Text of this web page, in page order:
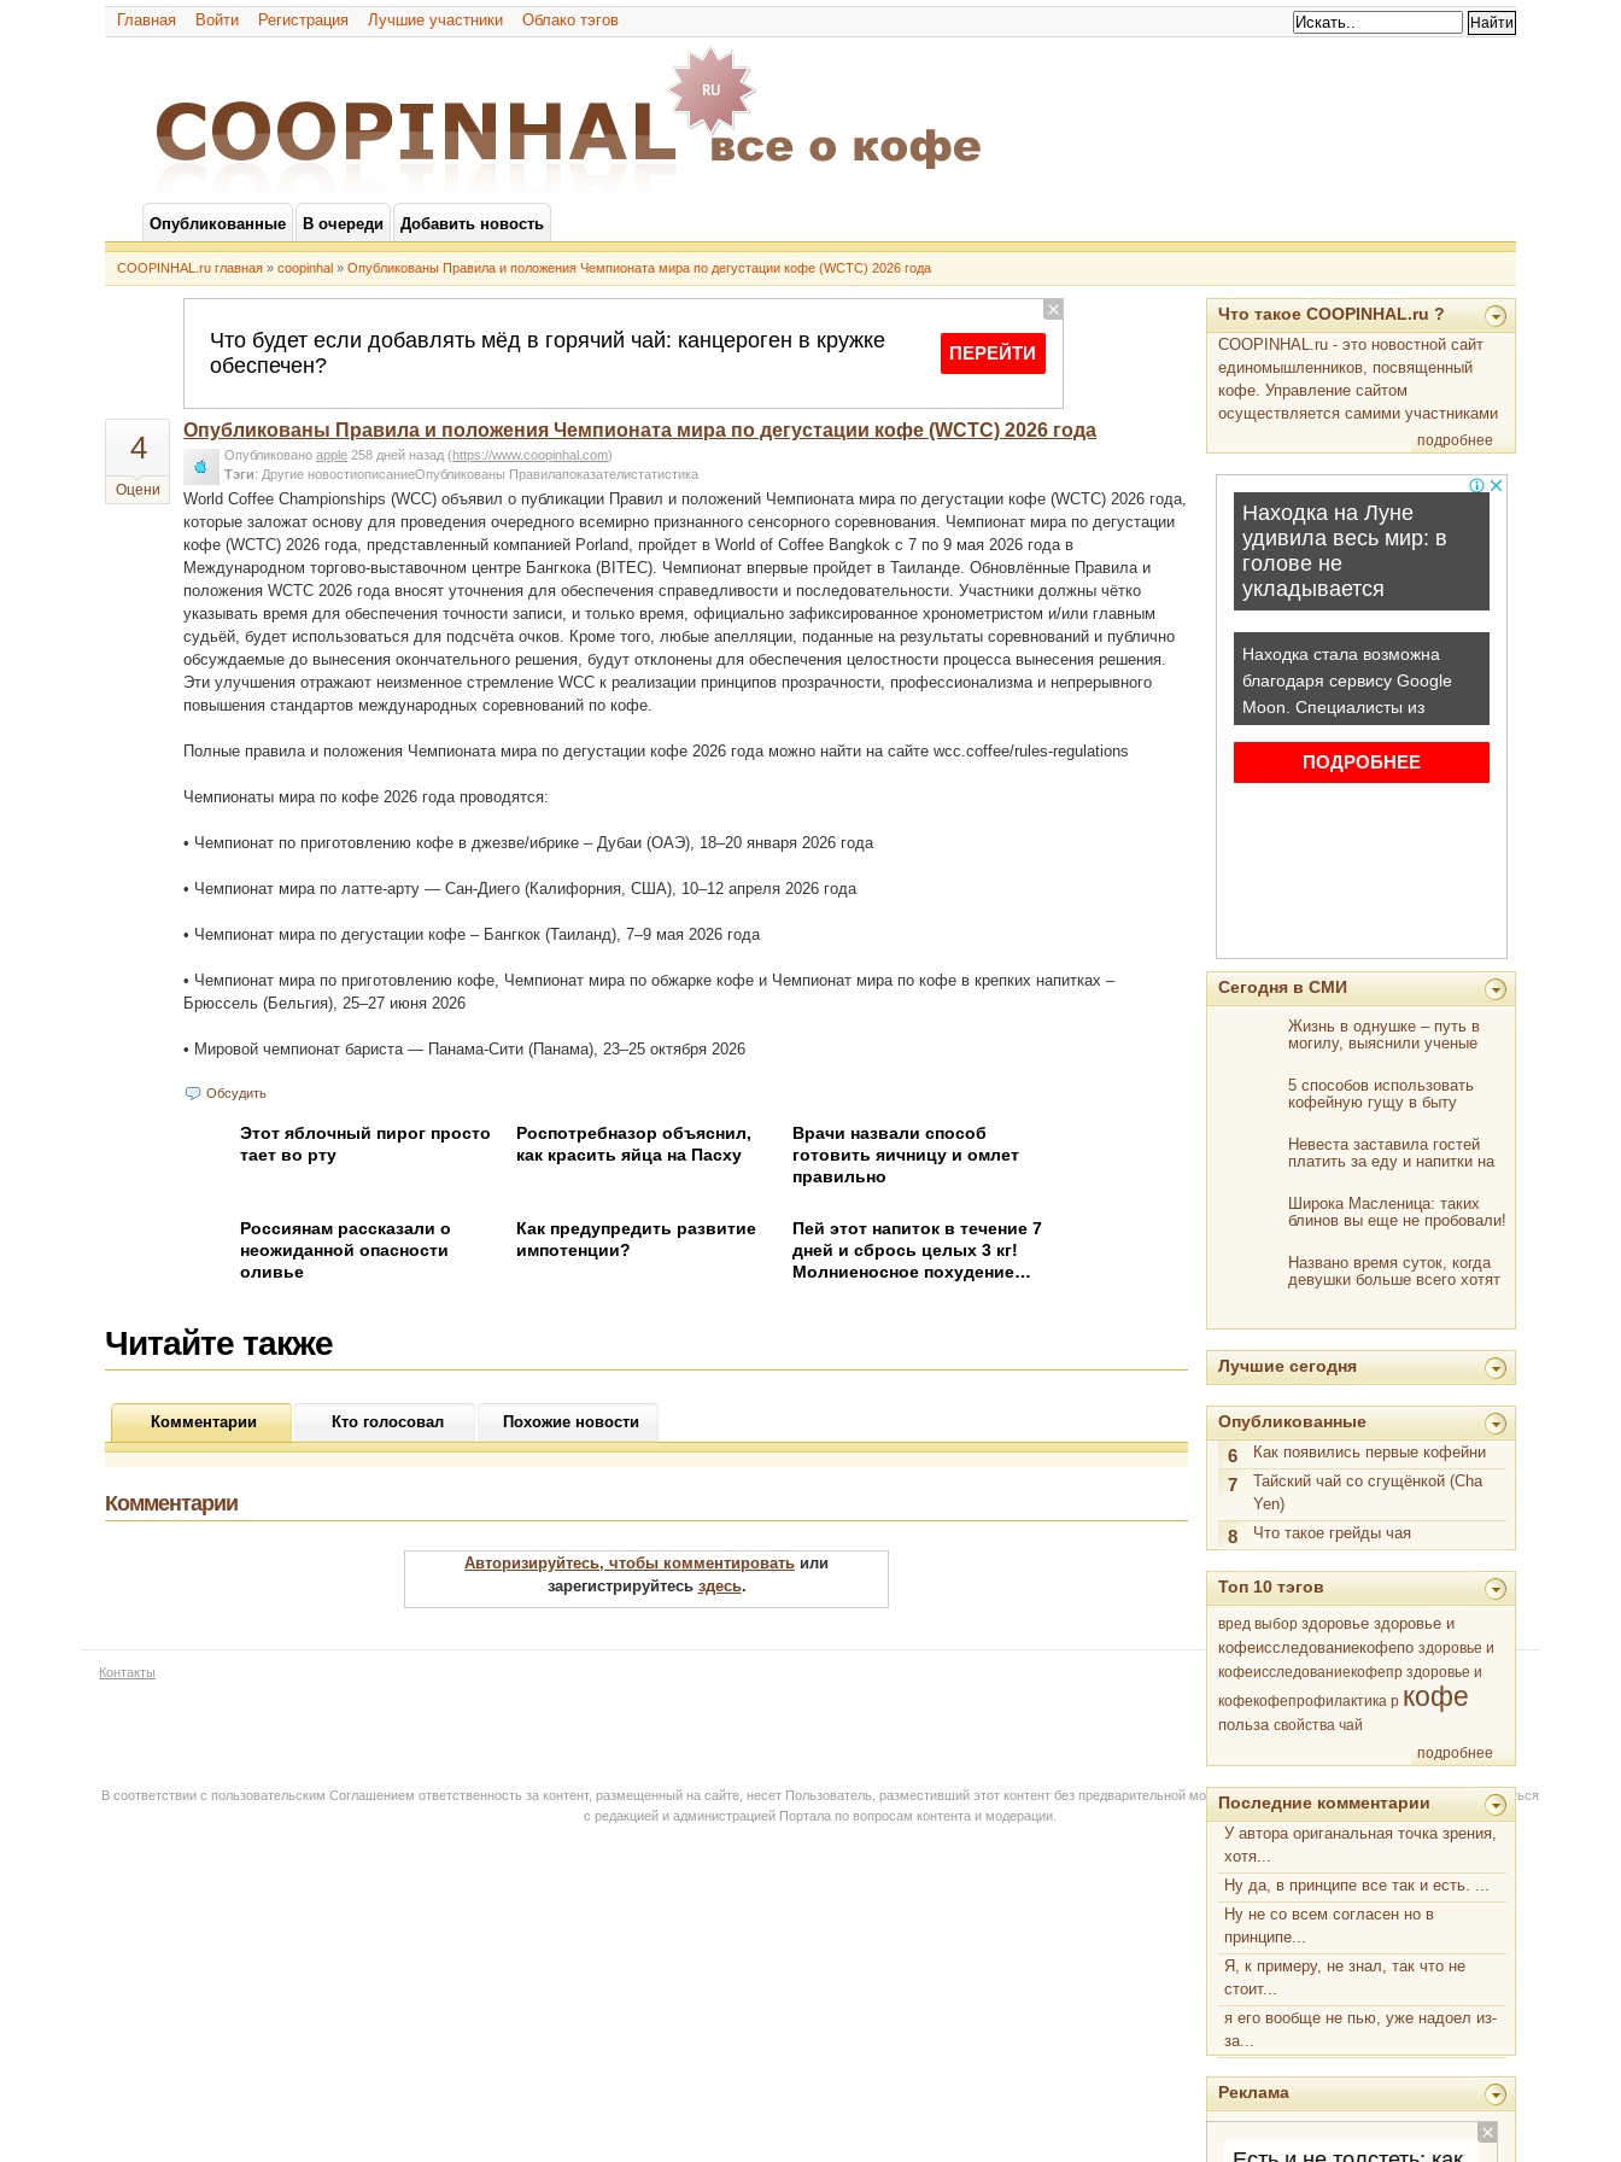
Главная Войти Регистрация Лучшие участники Облако тэгов
Опубликованные В очереди Добавить новость
COOPINHAL.ru главная »coopinhal »Опубликованы Правила и положения Чемпионата мира по дегустации кофе (WCTC) 2026 года
4
Оцени
Опубликованы Правила и положения Чемпионата мира по дегустации кофе (WCTC) 2026 года
Опубликованоapple 258 дней назад(https://www.coopinhal.com)
Тэги: Другие новостиописаниеОпубликованы Правилапоказателистатистика
World Coffee Championships (WCC) объявил о публикации Правил и положений Чемпионата мира по дегустации кофе (WCTC) 2026 года,
которые заложат основу для проведения очередного всемирно признанного сенсорного соревнования. Чемпионат мира по дегустации
кофе (WCTC) 2026 года, представленный компанией Porland, пройдет в World of Coffee Bangkok с 7 по 9 мая 2026 года в
Международном торгово-выставочном центре Бангкока (BITEC). Чемпионат впервые пройдет в Таиланде. Обновлённые Правила и
положения WCTC 2026 года вносят уточнения для обеспечения справедливости и последовательности. Участники должны чётко
указывать время для обеспечения точности записи, и только время, официально зафиксированное хронометристом и/или главным
судьёй, будет использоваться для подсчёта очков. Кроме того, любые апелляции, поданные на результаты соревнований и публично
обсуждаемые до вынесения окончательного решения, будут отклонены для обеспечения целостности процесса вынесения решения.
Эти улучшения отражают неизменное стремление WCC к реализации принципов прозрачности, профессионализма и непрерывного
повышения стандартов международных соревнований по кофе.
Полные правила и положения Чемпионата мира по дегустации кофе 2026 года можно найти на сайте wcc.coffee/rules-regulations
Чемпионаты мира по кофе 2026 года проводятся:
• Чемпионат по приготовлению кофе в джезве/ибрике – Дубаи (ОАЭ), 18–20 января 2026 года
• Чемпионат мира по латте-арту — Сан-Диего (Калифорния, США), 10–12 апреля 2026 года
• Чемпионат мира по дегустации кофе – Бангкок (Таиланд), 7–9 мая 2026 года
• Чемпионат мира по приготовлению кофе, Чемпионат мира по обжарке кофе и Чемпионат мира по кофе в крепких напитках –
Брюссель (Бельгия), 25–27 июня 2026
• Мировой чемпионат бариста — Панама-Сити (Панама), 23–25 октября 2026
Обсудить
Этот яблочный пирог просто
тает во рту
Роспотребназор объяснил,
как красить яйца на Пасху
Врачи назвали способ
готовить яичницу и омлет
правильно
Россиянам рассказали о
неожиданной опасности
оливье
Как предупредить развитие
импотенции?
Пей этот напиток в течение 7
дней и сбрось целых 3 кг!
Молниеносное похудение…
Читайте также
Комментарии Кто голосовал Похожие новости
Комментарии
Авторизируйтесь, чтобы комментировать или
зарегистрируйтесь здесь.
Что такое COOPINHAL.ru ?
COOPINHAL.ru - это новостной сайт
единомышленников, посвященный
кофе. Управление сайтом
осуществляется самими участниками
подробнее
Сегодня в СМИ
Жизнь в однушке – путь в
могилу, выяснили ученые
5 способов использовать
кофейную гущу в быту
Невеста заставила гостей
платить за еду и напитки на
Широка Масленица: таких
блинов вы еще не пробовали!
Названо время суток, когда
девушки больше всего хотят
Лучшие сегодня
Опубликованные
6
Как появились первые кофейни
7
Тайский чай со сгущёнкой (Cha
Yen)
8 Что такое грейды чая
Топ 10 тэгов
вред выбор здоровье здоровье и
кофеисследованиекофепо здоровье и
кофеисследованиекофепр здоровье и
кофекофепрофилактика р кофе
польза свойства чай
подробнее
Последние комментарии
У автора ориганальная точка зрения,
хотя...
Ну да, в принципе все так и есть. ...
Ну не со всем согласен но в
принципе...
Я, к примеру, не знал, так что не
стоит...
я его вообще не пью, уже надоел из-
за...
Реклама
Контакты
В соответствии с пользовательским Соглашением ответственность за контент, размещенный на сайте, несет Пользователь, разместивший этот контент без предварительной модерации через форму на сайте. Вы можете связаться
с редакцией и администрацией Портала по вопросам контента и модерации.